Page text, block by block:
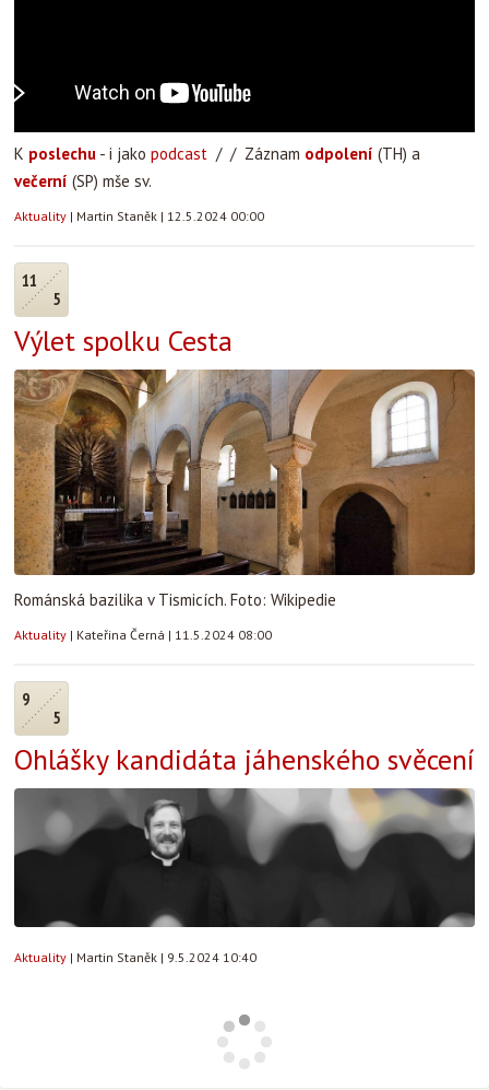
K poslechu - i jako podcast / / Záznam odpolení (TH) a
večerní (SP) mše sv.
Aktuality | Martin Staněk | 12.5.2024 00:00
11
5
Výlet spolku Cesta
Románská bazilika v Tismicích. Foto: Wikipedie
Aktuality | Kateřina Černá | 11.5.2024 08:00
9
5
Ohlášky kandidáta jáhenského svěcení
Aktuality | Martin Staněk | 9.5.2024 10:40